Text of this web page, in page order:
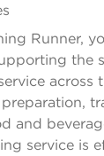
Runner,
the
across
and
service is